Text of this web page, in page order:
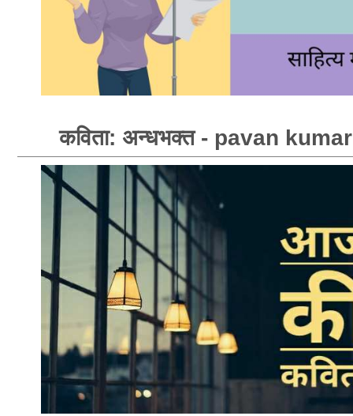
कविता: अन्धभक्त - pavan